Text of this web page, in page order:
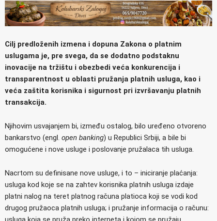
Cilj predloženih izmena i dopuna Zakona o platnim
uslugama je, pre svega, da se dodatno podstaknu
inovacije na tržištu i obezbedi veća konkurencija i
transparentnost u oblasti pružanja platnih usluga, kao i
veća zaštita korisnika i sigurnost pri izvršavanju platnih
transakcija.
Njihovim usvajanjem bi, između ostalog, bilo uređeno otvoreno
bankarstvo (engl. open banking) u Republici Srbiji, a bile bi
omogućene i nove usluge i poslovanje pružalaca tih usluga.
Nacrtom su definisane nove usluge, i to – iniciranje plaćanja:
usluga kod koje se na zahtev korisnika platnih usluga izdaje
platni nalog na teret platnog računa platioca koji se vodi kod
drugog pružaoca platnih usluga; i pružanje informacija o računu: